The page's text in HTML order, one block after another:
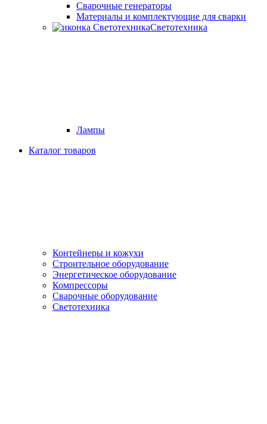
Cварочные генераторы
Материалы и комплектующие для сварки
Светотехника
Лампы
Каталог товаров
Контейнеры и кожухи
Строительное оборудование
Энергетическое оборудование
Компрессоры
Сварочные оборудование
Светотехника